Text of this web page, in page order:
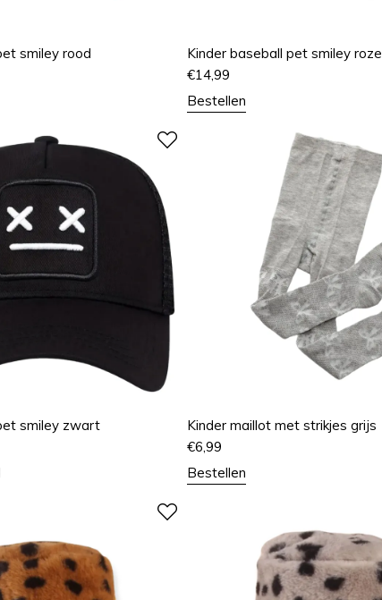
smiley rood
Kinder baseball pet smiley roze
€14,99
Bestellen
smiley zwart
Kinder maillot met strikjes grijs
€6,99
Bestellen